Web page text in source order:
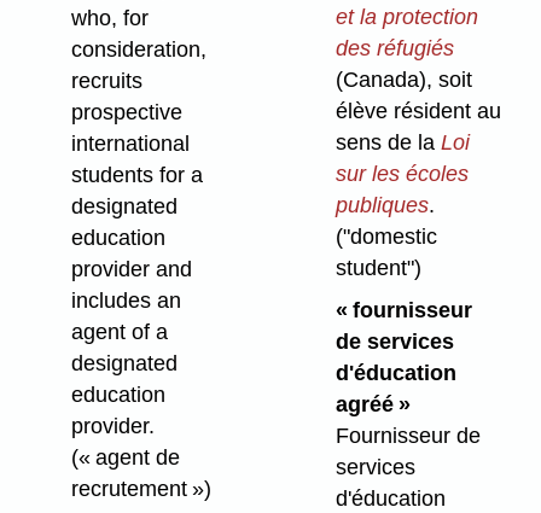
who, for
consideration,
recruits
prospective
international
students for a
designated
education
provider and
includes an
agent of a
designated
education
provider.
(« agent de
recrutement »)
et la protection
des réfugiés
(Canada), soit
élève résident au
sens de la Loi
sur les écoles
publiques.
("domestic
student")
« fournisseur
de services
d'éducation
agréé »
Fournisseur de
services
d'éducation